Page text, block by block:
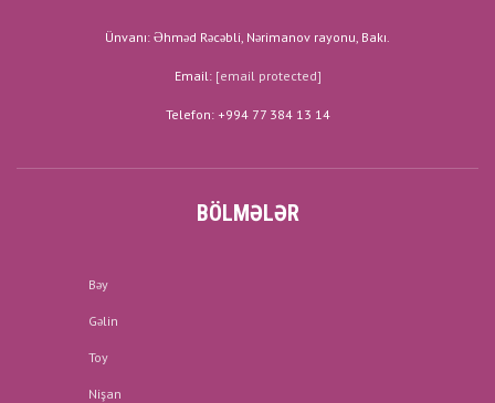
Ünvanı: Əhməd Rəcəbli, Nərimanov rayonu, Bakı.
Email: [email protected]
Telefon: +994 77 384 13 14
BÖLMƏLƏR
Bəy
Gəlin
Toy
Nişan